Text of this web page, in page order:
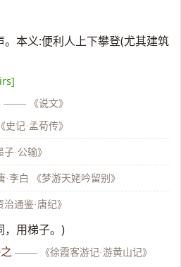
。本义:便利人上下攀登(尤其建筑
—— 《说文》
《史记·孟荀传》
子·公输》
·李白 《梦游天姥吟留别》
治通鉴·唐纪》
，用梯子。)
—— 《徐霞客游记·游黄山记》